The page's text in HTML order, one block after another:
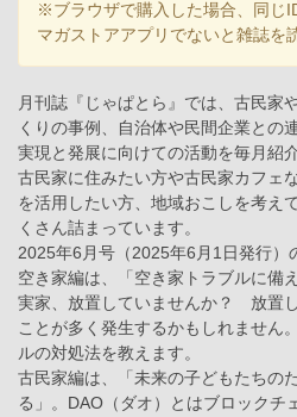
※ブラウザで購入した場合、同じ
マガストアアプリでないと雑誌を
月刊誌『じゃぱとら』では、古民家
くりの事例、自治体や民間企業との
実現と発展に向けての活動を毎月紹
古民家に住みたい方や古民家カフェ
を活用したい方、地域おこしを考え
くさん詰まっています。
2025年6月号（2025年6月1日発行）
空き家編は、「空き家トラブルに備
実家、放置していませんか？ 放置
ことが多く発生するかもしれません
ルの対処法を教えます。
古民家編は、「未来の子どもたちの
る」。DAO（ダオ）とはブロックチ